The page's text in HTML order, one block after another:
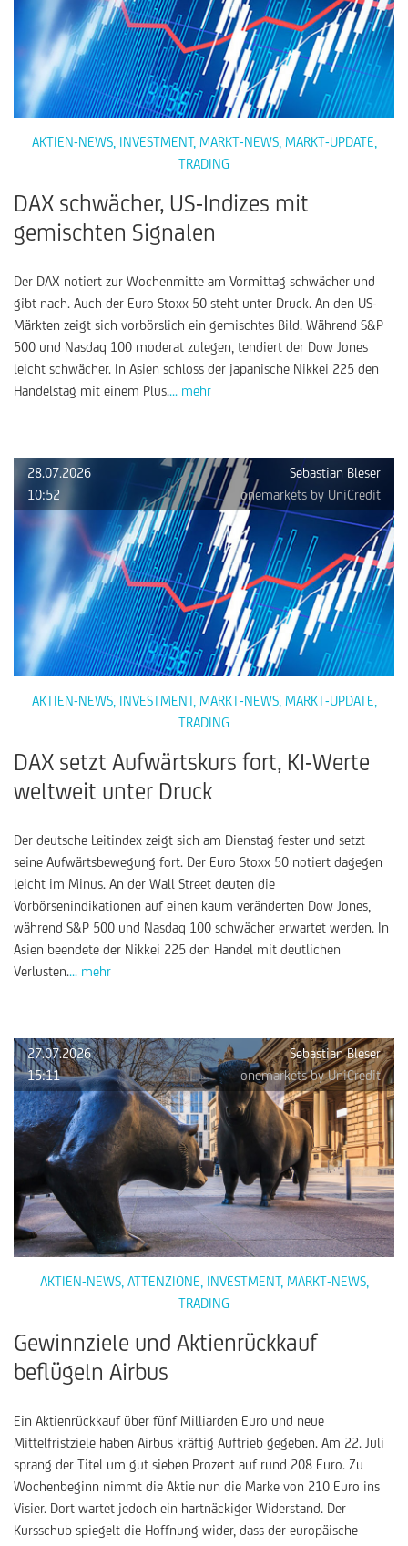
AKTIEN-NEWS, INVESTMENT, MARKT-NEWS, MARKT-UPDATE
TRADING
DAX schwächer, US-Indizes mit
gemischten Signalen
Der DAX notiert zur Wochenmitte am Vormittag schwächer und
gibt nach. Auch der Euro Stoxx 50 steht unter Druck. An den US-
Märkten zeigt sich vorbörslich ein gemischtes Bild. Während S&P
500 und Nasdaq 100 moderat zulegen, tendiert der Dow Jones
leicht schwächer. In Asien schloss der japanische Nikkei 225 den
Handelstag mit einem Plus.... mehr
28.07.2026
Sebastian Bleser
10:52
onemarkets by UniCredit
AKTIEN-NEWS, INVESTMENT, MARKT-NEWS, MARKT-UPDATE
TRADING
DAX setzt Aufwärtskurs fort, KI-Werte
weltweit unter Druck
Der deutsche Leitindex zeigt sich am Dienstag fester und setzt
seine Aufwärtsbewegung fort. Der Euro Stoxx 50 notiert dagegen
leicht im Minus. An der Wall Street deuten die
Vorbörsenindikationen auf einen kaum veränderten Dow Jones,
während S&P 500 und Nasdaq 100 schwächer erwartet werden. In
Asien beendete der Nikkei 225 den Handel mit deutlichen
Verlusten.... mehr
27.07.2026
Sebastian Bleser
15:11
onemarkets by UniCredit
AKTIEN-NEWS, ATTENZIONE INVESTMENT, MARKT-NEWS,
TRADING
Gewinnziele und Aktienrückkauf
beflügeln Airbus
Ein Aktienrückkauf über fünf Milliarden Euro und neue
Mittelfristziele haben Airbus kräftig Auftrieb gegeben. Am 22. Juli
sprang der Titel um gut sieben Prozent auf rund 208 Euro. Zu
Wochenbeginn nimmt die Aktie nun die Marke von 210 Euro ins
Visier. Dort wartet jedoch ein hartnäckiger Widerstand. Der
Kursschub spiegelt die Hoffnung wider, dass der europäische